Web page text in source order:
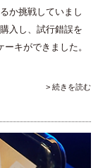
か挑戦していまし
入し、試行錯誤を
キができました。
> 続きを読む